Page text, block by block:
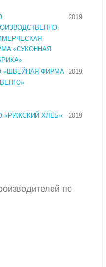
«СУКОННАЯ
2019
«ШВЕЙНАЯ ФИРМА 2019
«РИЖСКИЙ ХЛЕБ» 2019
по